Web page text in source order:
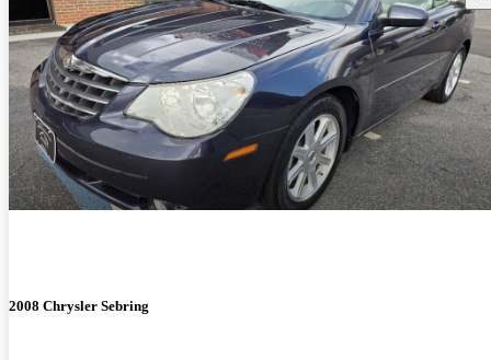
2008 Chrysler Sebring